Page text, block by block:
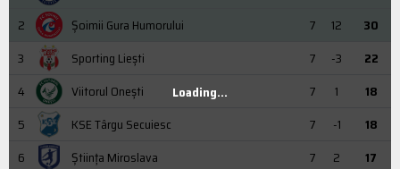
2
Şoimii Gura Humorului 7 12
30
3
Sporting Liești 7 -3
22
4
Viitorul Onești 7 1
18
5
KSE Târgu Secuiesc 7 -1
18
6
Știința Miroslava 7 2
17
Loading...